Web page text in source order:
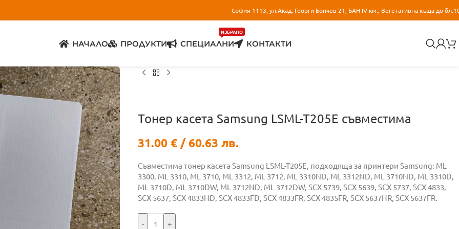
София 1113, ул.Акад. Георги Бончев 21, БАН IV км., Вегетативна къща до
НАЧАЛО ПРОДУКТИ СПЕЦИАЛНИ
ИЗБРАНО
КОНТАКТИ
Тонер касета Samsung LSML-T205E съвместима
31.00 € / 60.63 лв.
Съвместима тонер касета Samsung LSML-T205E, подходяща за принтери Samsung: ML
3300, ML 3310, ML 3710, ML 3312, ML 3712, ML 3310ND, ML 3312ND, ML 3710ND, ML 3310D,
ML 3710D, ML 3710DW, ML 3712ND, ML 3712DW, SCX 5739, SCX 5639, SCX 5737, SCX 4833,
SCX 5637, SCX 4833HD, SCX 4833FD, SCX 4833FR, SCX 4835FR, SCX 5637HR, SCX 5637FR.
- +